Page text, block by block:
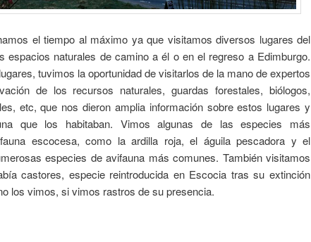
el tiempo al máximo ya que visitamos diversos lugares del
espacios naturales de camino a él o en el regreso a Edimburgo.
tuvimos la oportunidad de visitarlos de la mano de expertos
de los recursos naturales, guardas forestales, biólogos,
etc, que nos dieron amplia información sobre estos lugares y
que los habitaban. Vimos algunas de las especies más
escocesa, como la ardilla roja, el águila pescadora y el
especies de avifauna más comunes. También visitamos
castores, especie reintroducida en Escocia tras su extinción
los vimos, si vimos rastros de su presencia.